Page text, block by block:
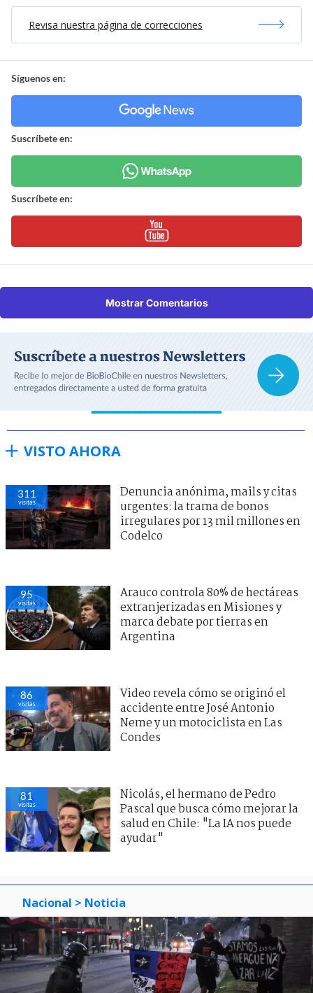
Revisa nuestra página de correcciones
Síguenos en:
Suscríbete en:
Suscríbete en:
Mostrar Comentarios
VISTO AHORA
311
visitas
Denuncia anónima, mails y citas
urgentes: la trama de bonos
irregulares por 13 mil millones en
Codelco
95
visitas
Arauco controla 80% de hectáreas
extranjerizadas en Misiones y
marca debate por tierras en
Argentina
86
visitas
Video revela cómo se originó el
accidente entre José Antonio
Neme y un motociclista en Las
Condes
81
visitas
Nicolás, el hermano de Pedro
Pascal que busca cómo mejorar la
salud en Chile: "La IA nos puede
ayudar"
Nacional > Noticia